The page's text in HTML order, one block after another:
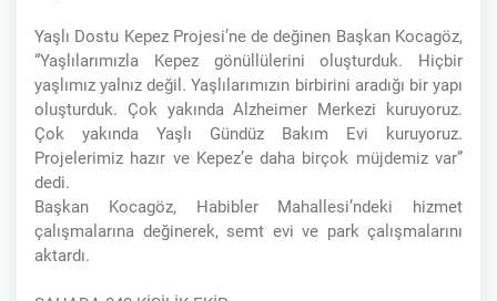
Yaşlı Dostu Kepez Projesi’ne de değinen Başkan Kocagöz,
“Yaşlılarımızla Kepez gönüllülerini oluşturduk. Hiçbir
yaşlımız yalnız değil. Yaşlılarımızın birbirini aradığı bir yapı
oluşturduk. Çok yakında Alzheimer Merkezi kuruyoruz.
Çok yakında Yaşlı Gündüz Bakım Evi kuruyoruz.
Projelerimiz hazır ve Kepez’e daha birçok müjdemiz var”
dedi.
Başkan Kocagöz, Habibler Mahallesi’ndeki hizmet
çalışmalarına değinerek, semt evi ve park çalışmalarını
aktardı.